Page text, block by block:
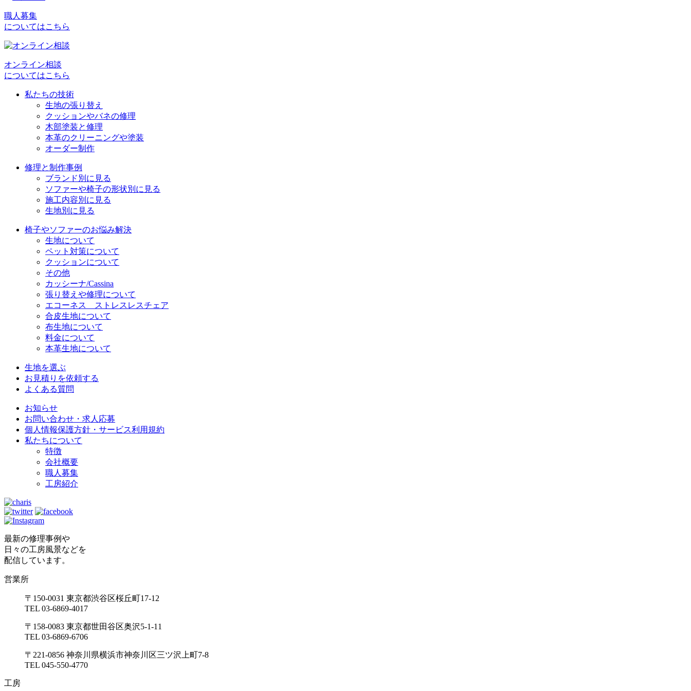
職人募集
についてはこちら
オンライン相談
についてはこちら
私たちの技術
生地の張り替え
クッションやバネの修理
木部塗装と修理
本革のクリーニングや塗装
オーダー制作
修理と制作事例
ブランド別に見る
ソファーや椅子の形状別に見る
施工内容別に見る
生地別に見る
椅子やソファーのお悩み解決
生地について
ペット対策について
クッションについて
その他
カッシーナ/Cassina
張り替えや修理について
エコーネス ストレスレスチェア
合皮生地について
布生地について
料金について
本革生地について
生地を選ぶ
お見積りを依頼する
よくある質問
お知らせ
お問い合わせ・求人応募
個人情報保護方針・サービス利用規約
私たちについて
特徴
会社概要
職人募集
工房紹介
最新の修理事例や
日々の工房風景などを
配信しています。
営業所
〒150-0031 東京都渋谷区桜丘町17-12
TEL 03-6869-4017
〒158-0083 東京都世田谷区奥沢5-1-11
TEL 03-6869-6706
〒221-0856 神奈川県横浜市神奈川区三ツ沢上町7-8
TEL 045-550-4770
工房